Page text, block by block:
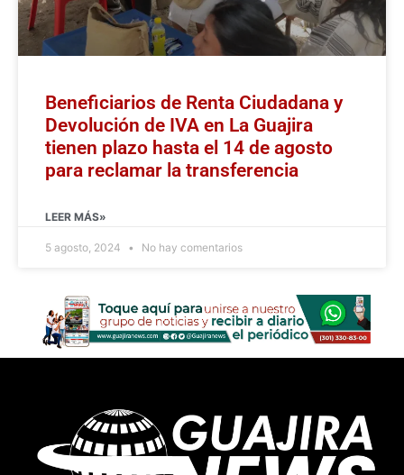
Beneficiarios de Renta Ciudadana y
Devolución de IVA en La Guajira
tienen plazo hasta el 14 de agosto
para reclamar la transferencia
LEER MÁS»
5 agosto, 2024 No hay comentarios